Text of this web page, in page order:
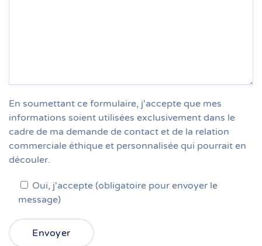
En soumettant ce formulaire, j'accepte que mes
informations soient utilisées exclusivement dans le
cadre de ma demande de contact et de la relation
commerciale éthique et personnalisée qui pourrait en
découler.
Oui, j'accepte (obligatoire pour envoyer le
message)